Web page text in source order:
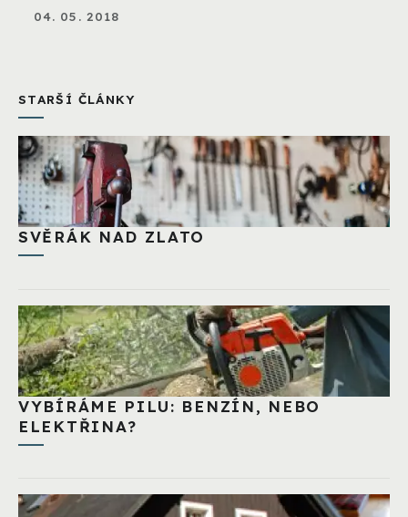
04. 05. 2018
STARŠÍ ČLÁNKY
SVĚRÁK NAD ZLATO
VYBÍRÁME PILU: BENZÍN, NEBO
ELEKTŘINA?